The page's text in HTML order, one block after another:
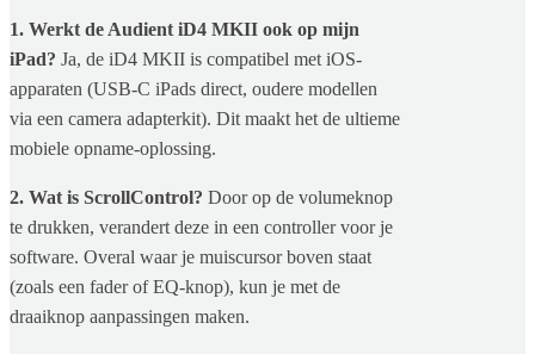
1. Werkt de Audient iD4 MKII ook op mijn
iPad? Ja, de iD4 MKII is compatibel met iOS-
apparaten (USB-C iPads direct, oudere modellen
via een camera adapterkit). Dit maakt het de ultieme
mobiele opname-oplossing.
2. Wat is ScrollControl? Door op de volumeknop
te drukken, verandert deze in een controller voor je
software. Overal waar je muiscursor boven staat
(zoals een fader of EQ-knop), kun je met de
draaiknop aanpassingen maken.